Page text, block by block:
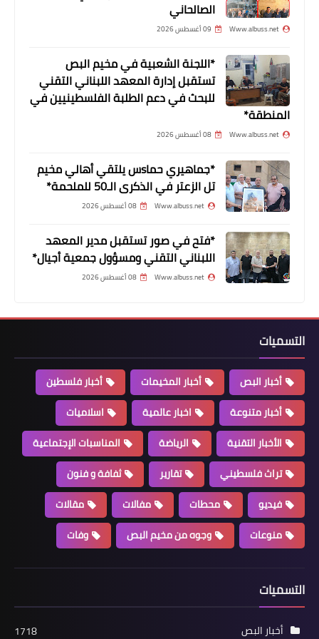
منوعات
*القائد العسكري والتنظيمي لحركة فتح
في منطقة صور يتقدم بالشكر لكل من
شارك ذكرى است♡شهاد الرمز ابو عمار*
الحقوق الفلسطينيةبقلم : سري القدوة
منوعات
*⚽التدخين ممنوع في ملاعب كأس العالم
الصالحاني
Www.albuss.net 09 أغسطس 2026
*اللجنة الشعبية في مخيم البص
تستقبل إدارة المعهد اللبناني التقني
للبحث في دعم الطلبة الفلسطينيين في
المنطقة*
Www.albuss.net 08 أغسطس 2026
*جماهيري حماsس يلتقي أهالي مخيم
تل الزعتر في الذكرى الـ50 للملحمة*
Www.albuss.net 08 أغسطس 2026
*فتح في صور تستقبل مدير المعهد
اللبناني التقني ومسؤول جمعية أجيال*
Www.albuss.net 08 أغسطس 2026
التسميات
أخبار البص أخبار المخيمات
أخبار فلسطين
أخبار متنوعة
اخبار عالمية
اسلاميات
الأخبار التقنية
الرياضة
المناسبات الإجتماعية
تراث فلسطيني
تقارير
ثفافة و فنون
فيديو
محطات مفالات
مقالات
منوعات
وجوه من مخيم البص وفات
التسميات
أخبار البص
1718